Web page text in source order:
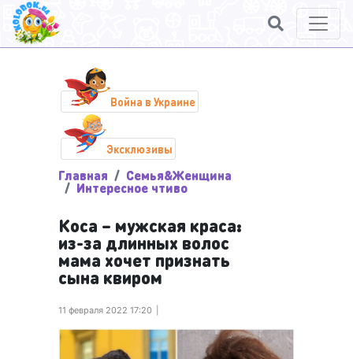
Война в Украине
Эксклюзивы
Главная Семья&Женщина
Интересное чтиво
Коса – мужская краса:
из-за длинных волос
мама хочет признать
сына квиром
11 февраля 2022 17:20